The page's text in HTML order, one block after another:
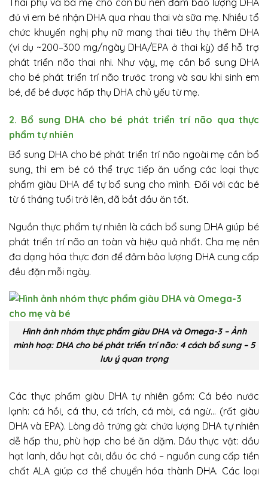
Thai phụ và bà mẹ cho con bú nên đảm bảo lượng DHA
đủ vì em bé nhận DHA qua nhau thai và sữa mẹ. Nhiều tổ
chức khuyến nghị phụ nữ mang thai tiêu thụ thêm DHA
(ví dụ ~200–300 mg/ngày DHA/EPA ở thai kỳ) để hỗ trợ
phát triển não thai nhi. Như vậy, mẹ cần bổ sung DHA
cho bé phát triển trí não trước trong và sau khi sinh em
bé, để bé được hấp thụ DHA chủ yếu từ mẹ.
2. Bổ sung DHA cho bé phát triển trí não qua thực
phẩm tự nhiên
Bổ sung DHA cho bé phát triển trí não ngoài mẹ cần bổ
sung, thì em bé có thể trực tiếp ăn uống các loại thực
phẩm giàu DHA để tự bổ sung cho mình. Đối với các bé
từ 6 tháng tuổi trở lên, đã bắt đầu ăn tốt.
Nguồn thực phẩm tự nhiên là cách bổ sung DHA giúp bé
phát triển trí não an toàn và hiệu quả nhất. Cha mẹ nên
đa dạng hóa thực đơn để đảm bảo lượng DHA cung cấp
đều đặn mỗi ngày.
Hình ảnh nhóm thực phẩm giàu DHA và Omega-3 – Ảnh
minh hoạ: DHA cho bé phát triển trí não: 4 cách bổ sung – 5
lưu ý quan trọng
Các thực phẩm giàu DHA tự nhiên gồm: Cá béo nước
lạnh: cá hồi, cá thu, cá trích, cá mòi, cá ngừ… (rất giàu
DHA và EPA). Lòng đỏ trứng gà: chứa lượng DHA tự nhiên
dễ hấp thu, phù hợp cho bé ăn dặm. Dầu thực vật: dầu
hạt lanh, dầu hạt cải, dầu óc chó – nguồn cung cấp tiền
chất ALA giúp cơ thể chuyển hóa thành DHA. Các loại